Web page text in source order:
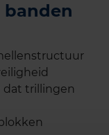
banden
dat trillingen